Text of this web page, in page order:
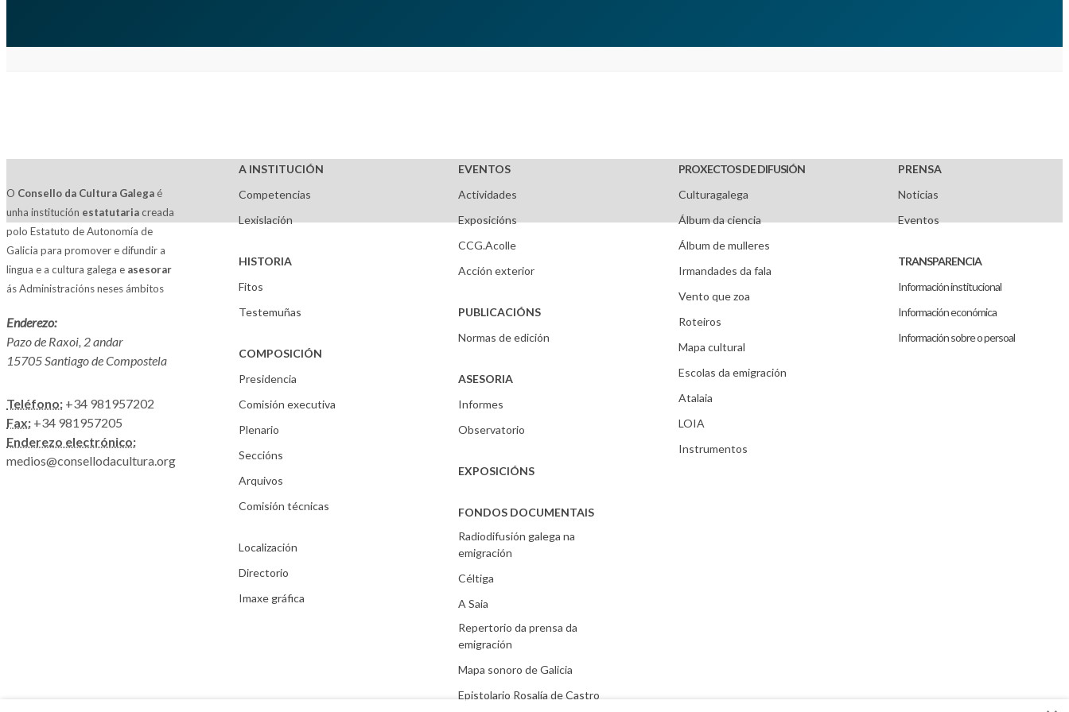
O Consello da Cultura Galega é
unha institución estatutariacreada
polo Estatuto de Autonomía de
Galicia para promover e difundir a
lingua e a cultura galega e asesorar
ás Administracións neses ámbitos
Enderezo:
Pazo de Raxoi, 2 andar
15705 Santiago de Compostela
Teléfono: +34 981957202
Fax: +34 981957205
Enderezo electrónico:
medios@consellodacultura.org
A INSTITUCIÓN
Competencias
Lexislación
HISTORIA
Fitos
Testemuñas
COMPOSICIÓN
Presidencia
Comisión executiva
Plenario
Seccións
Arquivos
Comisión técnicas
Localización
Directorio
Imaxe gráfica
EVENTOS
Actividades
Exposicións
CCG.Acolle
Acción exterior
PUBLICACIÓNS
Normas de edición
ASESORIA
Informes
Observatorio
EXPOSICIÓNS
FONDOS DOCUMENTAIS
Radiodifusión galega na
emigración
Céltiga
A Saia
Repertorio da prensa da
emigración
Mapa sonoro de Galicia
Epistolario Rosalía de Castro
PROXECTOS DE DIFUSIÓN
Culturagalega
Álbum da ciencia
Álbum de mulleres
Irmandades da fala
Vento que zoa
Roteiros
Mapa cultural
Escolas da emigración
Atalaia
LOIA
Instrumentos
PRENSA
Noticias
Eventos
TRANSPARENCIA
Información institucional
Información económica
Información sobre o persoal